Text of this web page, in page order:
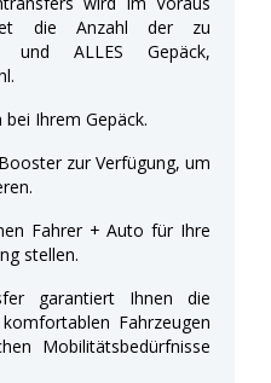
die Anzahl der zu
und ALLES Gepäck,
Ihrem Gepäck.
zur Verfügung, um
Fahrer + Auto für Ihre
stellen.
garantiert Ihnen die
Fahrzeugen
Mobilitätsbedürfnisse